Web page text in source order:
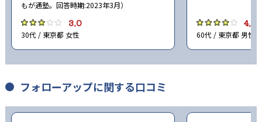
もが通塾。回答時期:2023年3月）
3.0
30代 / 東京都 女性
4.0
60代 / 東京都 男性
フォローアップに関する口コミ